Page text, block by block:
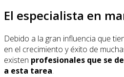
El especialista en
Debido a la gran influencia que
en el crecimiento y éxito de
existen profesionales que se
a esta tarea.